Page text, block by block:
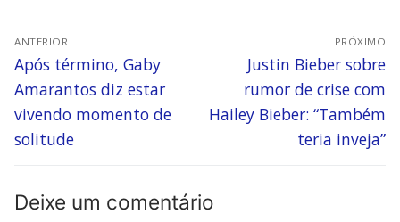
ANTERIOR
Após término, Gaby
Amarantos diz estar
vivendo momento de
solitude
PRÓXIMO
Justin Bieber sobre
rumor de crise com
Hailey Bieber: “Também
teria inveja”
Deixe um comentário